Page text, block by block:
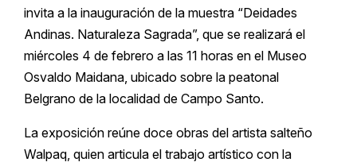
invita a la inauguración de la muestra “Deidades
Andinas. Naturaleza Sagrada”, que se realizará el
miércoles 4 de febrero a las 11 horas en el Museo
Osvaldo Maidana, ubicado sobre la peatonal
Belgrano de la localidad de Campo Santo.
La exposición reúne doce obras del artista salteño
Walpaq, quien articula el trabajo artístico con la